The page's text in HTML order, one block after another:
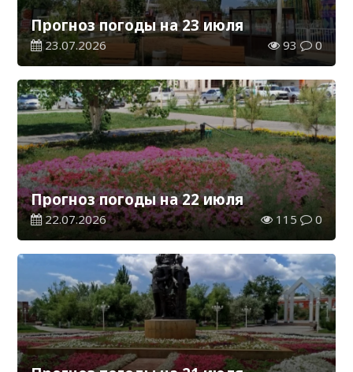
Прогноз погоды на 23 июля
23.07.2026 93 0
Прогноз погоды на 22 июля
22.07.2026 115 0